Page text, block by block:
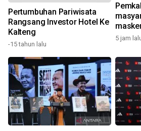
Pertumbuhan Pariwisata
Rangsang Investor Hotel Ke
Kalteng
-15 tahun lalu
udara
5 jam